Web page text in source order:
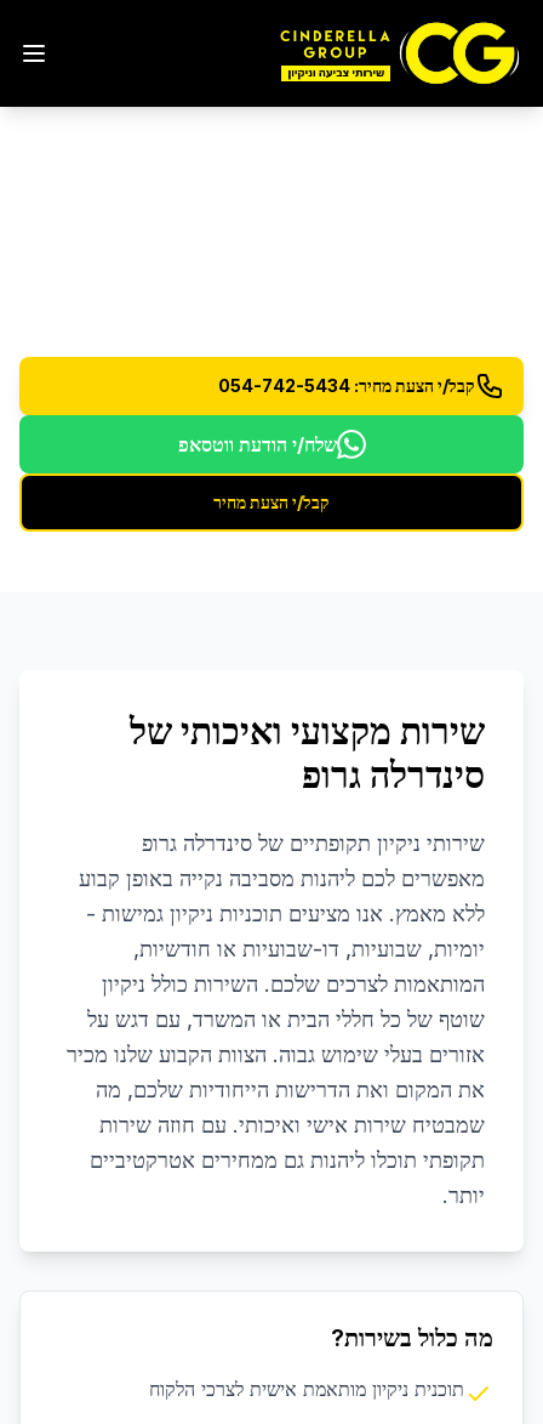
קבל/י הצעת מחיר: 054-742-5434
שלח/י הודעת ווטסאפ
קבל/י הצעת מחיר
שירות מקצועי ואיכותי של
סינדרלה גרופ
שירותי ניקיון תקופתיים של סינדרלה גרופ
מאפשרים לכם ליהנות מסביבה נקייה באופן קבוע
ללא מאמץ. אנו מציעים תוכניות ניקיון גמישות -
יומיות, שבועיות, דו-שבועיות או חודשיות,
המותאמות לצרכים שלכם. השירות כולל ניקיון
שוטף של כל חללי הבית או המשרד, עם דגש על
אזורים בעלי שימוש גבוה. הצוות הקבוע שלנו מכיר
את המקום ואת הדרישות הייחודיות שלכם, מה
שמבטיח שירות אישי ואיכותי. עם חוזה שירות
תקופתי תוכלו ליהנות גם ממחירים אטרקטיביים
יותר.
מה כלול בשירות?
תוכנית ניקיון מותאמת אישית לצרכי הלקוח